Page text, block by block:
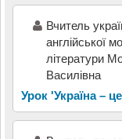
Вчитель
англійської
літератури
Василівна
Урок 'Україна –